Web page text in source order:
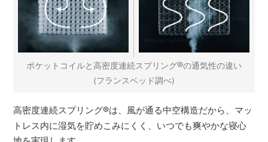
ポケットコイルと高密度連続スプリング®の通気性の違い
(フランスベッド調べ)
高密度連続スプリング®は、風が通る中空構造だから、マッ
トレス内に湿気を貯めこみにくく、いつでも爽やかな寝心